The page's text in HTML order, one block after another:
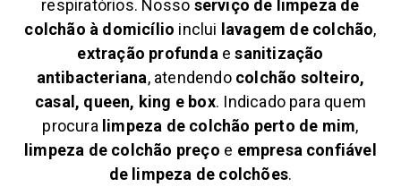
respiratórios. Nosso serviço de limpeza de
colchão à domicílio inclui lavagem de colchão,
extração profunda esanitização
antibacteriana, atendendo colchão solteiro,
casal, queen, king e box. Indicado para quem
procura limpeza de colchão perto de mim,
limpeza de colchão preço e empresa confiável
de limpeza de colchões.